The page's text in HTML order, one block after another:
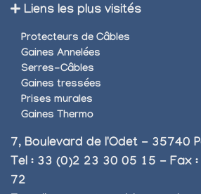
Liens les plus visités
Protecteurs de Câbles
Gaines Annelées
Serres-Câbles
Gaines tressées
Prises murales
Gaines Thermo
7, Boulevard de l'Odet - 35740
Tel : 33 (0)2 23 30 05 15 - Fax
72